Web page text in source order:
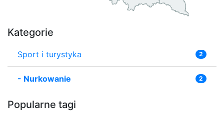
Kategorie
Sport i turystyka 2
- Nurkowanie 2
Popularne tagi